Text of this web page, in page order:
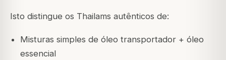
Isto distingue os Thailams autênticos de:
Misturas simples de óleo transportador + óleo
essencial